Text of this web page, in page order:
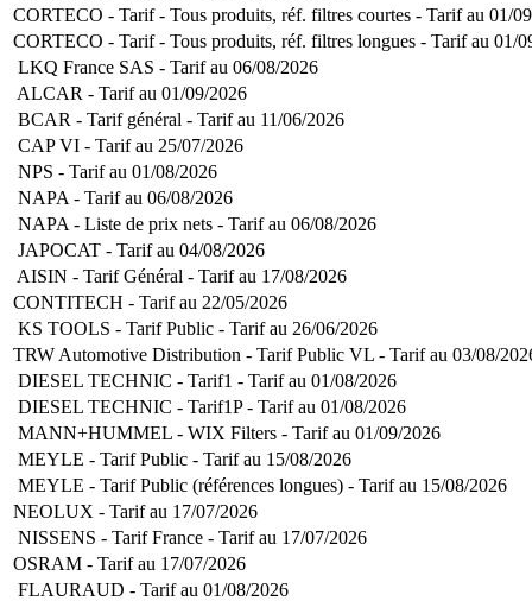
CORTECO - Tarif - Tous produits, réf. filtres courtes - Tarif au 01/
CORTECO - Tarif - Tous produits, réf. filtres longues - Tarif au 01/
LKQ France SAS - Tarif au 06/08/2026
ALCAR - Tarif au 01/09/2026
BCAR - Tarif général - Tarif au 11/06/2026
CAP VI - Tarif au 25/07/2026
NPS - Tarif au 01/08/2026
NAPA - Tarif au 06/08/2026
NAPA - Liste de prix nets - Tarif au 06/08/2026
JAPOCAT - Tarif au 04/08/2026
AISIN - Tarif Général - Tarif au 17/08/2026
CONTITECH - Tarif au 22/05/2026
KS TOOLS - Tarif Public - Tarif au 26/06/2026
TRW Automotive Distribution - Tarif Public VL - Tarif au 03/08/
DIESEL TECHNIC - Tarif1 - Tarif au 01/08/2026
DIESEL TECHNIC - Tarif1P - Tarif au 01/08/2026
MANN+HUMMEL - WIX Filters - Tarif au 01/09/2026
MEYLE - Tarif Public - Tarif au 15/08/2026
MEYLE - Tarif Public (références longues) - Tarif au 15/08/2026
NEOLUX - Tarif au 17/07/2026
NISSENS - Tarif France - Tarif au 17/07/2026
OSRAM - Tarif au 17/07/2026
FLAURAUD - Tarif au 01/08/2026